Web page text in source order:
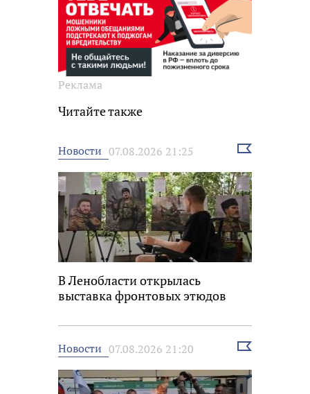
Реклама
Читайте также
Новости 07.08.2026 21:25
Выбрать
В Ленобласти открылась
выставка фронтовых этюдов
Новости 07.08.2026 21:20
Выбрать